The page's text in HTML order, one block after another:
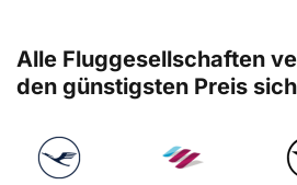
Alle Fluggesellschaften
den günstigsten Preis